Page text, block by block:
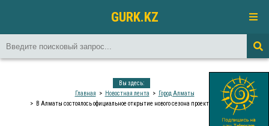
GURK.KZ
Вы здесь:
Главная
Новостная лента
Город Алматы
В Алматы состоялось официальное открытие нового сезона проекта «Жасыл ел»